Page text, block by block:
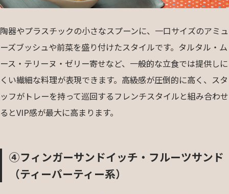
陶器やプラスチックの小さなスプーンに、一口サイズのアミュ
ーズブッシュや前菜を盛り付けたスタイルです。タルタル・ム
ース・テリーヌ・ゼリー寄せなど、一般的な立食では提供しに
くい繊細な料理が表現できます。高級感が圧倒的に高く、スタ
ッフがトレーを持って巡回するフレンチスタイルと組み合わせ
るとVIP感が最大に高まります。
④フィンガーサンドイッチ・フルーツサンド
（ティーパーティー系）